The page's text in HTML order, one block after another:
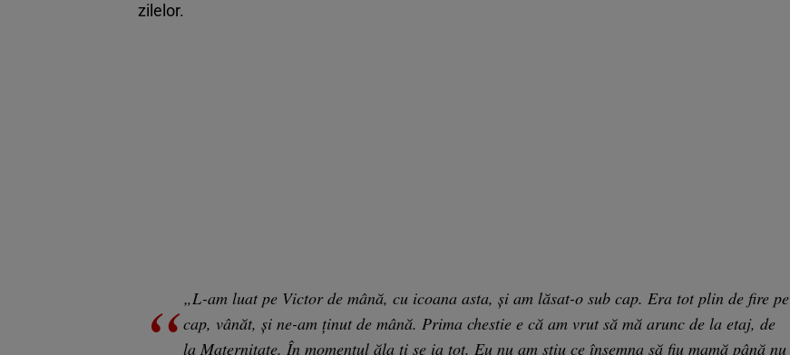
zilelor.
„L-am luat pe Victor de mână, cu icoana asta, și am lăsat-o sub cap. Era tot plin de fire pe
cap, vânăt, și ne-am ținut de mână. Prima chestie e că am vrut să mă arunc de la etaj, de
la Maternitate. În momentul ăla ți se ia tot. Eu nu am știu ce însemna să fiu mamă până nu